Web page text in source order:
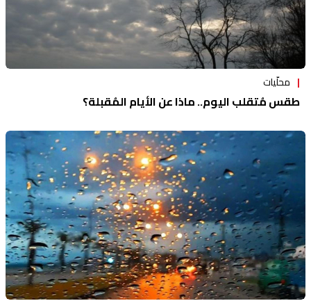
محلّيات
طقس مُتقلب اليوم.. ماذا عن الأيام المُقبلة؟